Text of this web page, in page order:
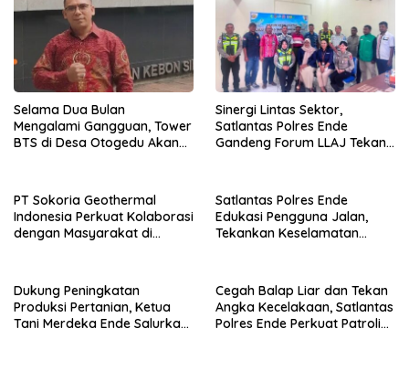
Selama Dua Bulan
Mengalami Gangguan, Tower
BTS di Desa Otogedu Akan
Sinergi Lintas Sektor,
Satlantas Polres Ende
Gandeng Forum LLAJ Tekan
PT Sokoria Geothermal
Indonesia Perkuat Kolaborasi
dengan Masyarakat di
Satlantas Polres Ende
Edukasi Pengguna Jalan,
Tekankan Keselamatan
Dukung Peningkatan
Produksi Pertanian, Ketua
Tani Merdeka Ende Salurkan
Cegah Balap Liar dan Tekan
Angka Kecelakaan, Satlantas
Polres Ende Perkuat Patroli